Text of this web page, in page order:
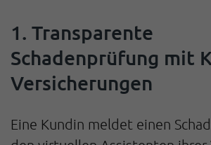
1. Transparente
Schadenprüfung mit
Versicherungen
Eine Kundin meldet einen